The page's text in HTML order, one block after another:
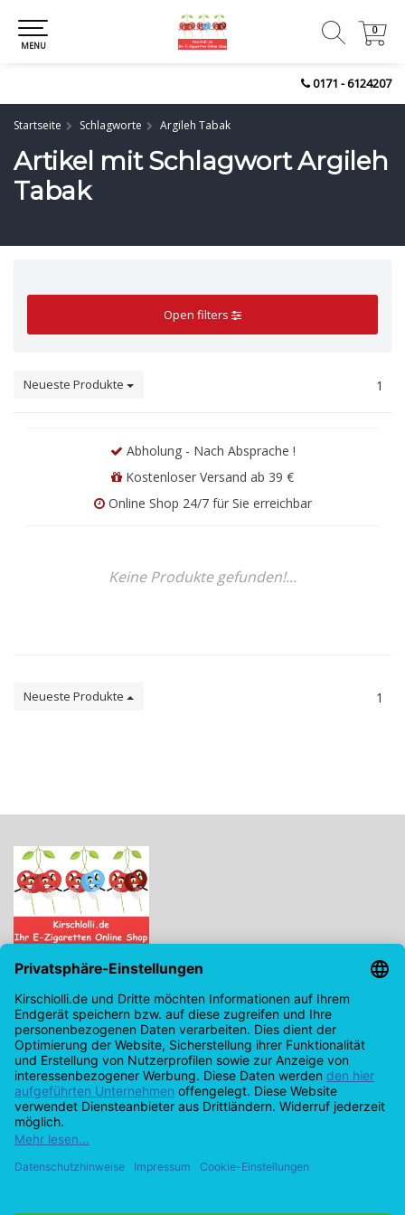
0171 - 6124207
0
0
MENU
Startseite Schlagworte Argileh Tabak
Artikel mit Schlagwort Argileh
Tabak
Open filters
Neueste Produkte 1
Abholung - Nach Absprache !
Kostenloser Versand ab 39 €
Online Shop 24/7 für Sie erreichbar
Keine Produkte gefunden!...
Neueste Produkte 1
Kirschlolli.de - Ihr E-Zigaretten Online Shop
Kirchplatz 7, 96114 Hirschaid
0171 - 6124207
info@kirschlolli.de
USt-IdNr.: DE321609131
Kundendienst